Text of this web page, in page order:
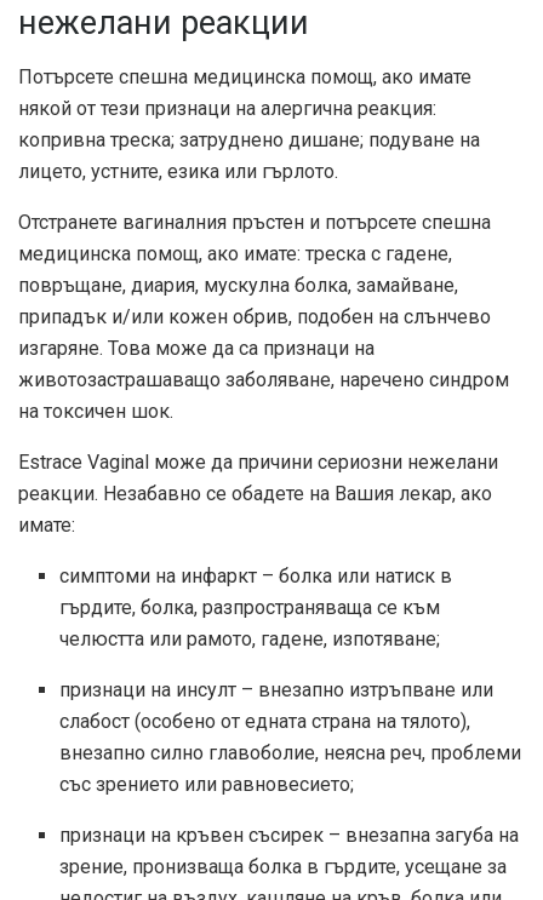
нежелани реакции
Потърсете спешна медицинска помощ, ако имате
някой от тези признаци на алергична реакция:
копривна треска; затруднено дишане; подуване на
лицето, устните, езика или гърлото.
Отстранете вагиналния пръстен и потърсете спешна
медицинска помощ, ако имате: треска с гадене,
повръщане, диария, мускулна болка, замайване,
припадък и/или кожен обрив, подобен на слънчево
изгаряне. Това може да са признаци на
животозастрашаващо заболяване, наречено синдром
на токсичен шок.
Estrace Vaginal може да причини сериозни нежелани
реакции. Незабавно се обадете на Вашия лекар, ако
имате:
симптоми на инфаркт – болка или натиск в
гърдите, болка, разпространяваща се към
челюстта или рамото, гадене, изпотяване;
признаци на инсулт – внезапно изтръпване или
слабост (особено от едната страна на тялото),
внезапно силно главоболие, неясна реч, проблеми
със зрението или равновесието;
признаци на кръвен съсирек – внезапна загуба на
зрение, пронизваща болка в гърдите, усещане за